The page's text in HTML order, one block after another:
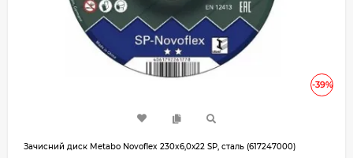
-39%
Зачисний диск Metabo Novoflex 230x6,0х22 SP, сталь (617247000)